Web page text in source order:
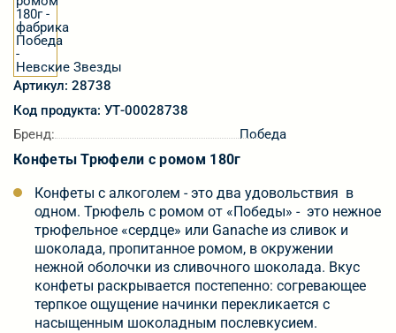
Артикул: 28738
Код продукта: УТ-00028738
Бренд:
Победа
Конфеты Трюфели с ромом 180г
Конфеты с алкоголем - это два удовольствия в
одном. Трюфель с ромом от «Победы» - это нежное
трюфельное «сердце» или Ganache из сливок и
шоколада, пропитанное ромом, в окружении
нежной оболочки из сливочного шоколада. Вкус
конфеты раскрывается постепенно: согревающее
терпкое ощущение начинки перекликается с
насыщенным шоколадным послевкусием.